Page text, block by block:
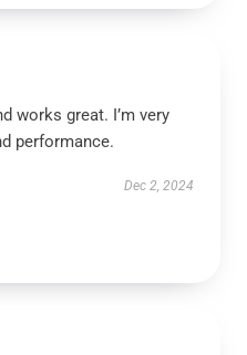
works great. I’m very
performance.
Dec 2, 2024